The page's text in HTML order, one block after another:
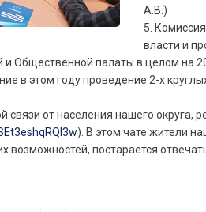
А.В.)
5.
власти и
Общественной палаты в целом на
в этом году проведение 2-х
связи от населения нашего
). В этом чате жители
возможностей, постарается